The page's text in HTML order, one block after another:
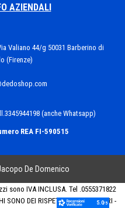
AZIENDALI
Valiano 44/g 50031 Barberino di
(Firenze)
(anche Whatsapp)
REA FI-590515
De Domenico
sono IVA INCLUSA. Tel .0555371822
DEI RISPETTIVI PROPRIETARI -